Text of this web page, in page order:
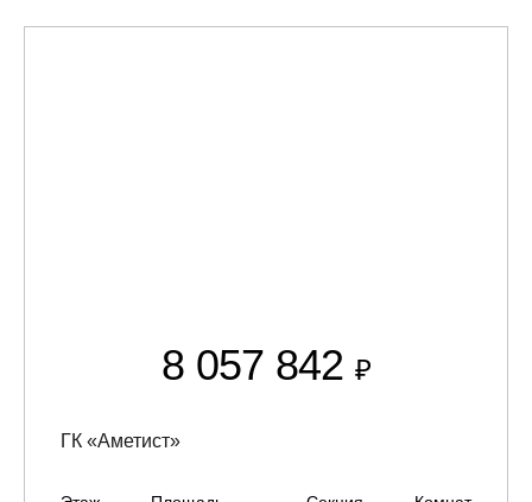
8 057 842 ₽
ГК «Аметист»